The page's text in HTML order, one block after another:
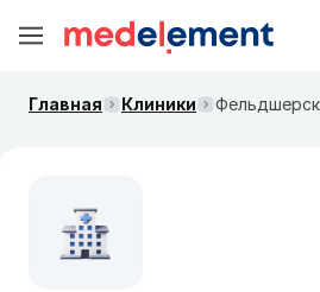
Главная Клиники